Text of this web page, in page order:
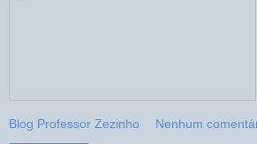
Blog Professor Zezinho Nenhum